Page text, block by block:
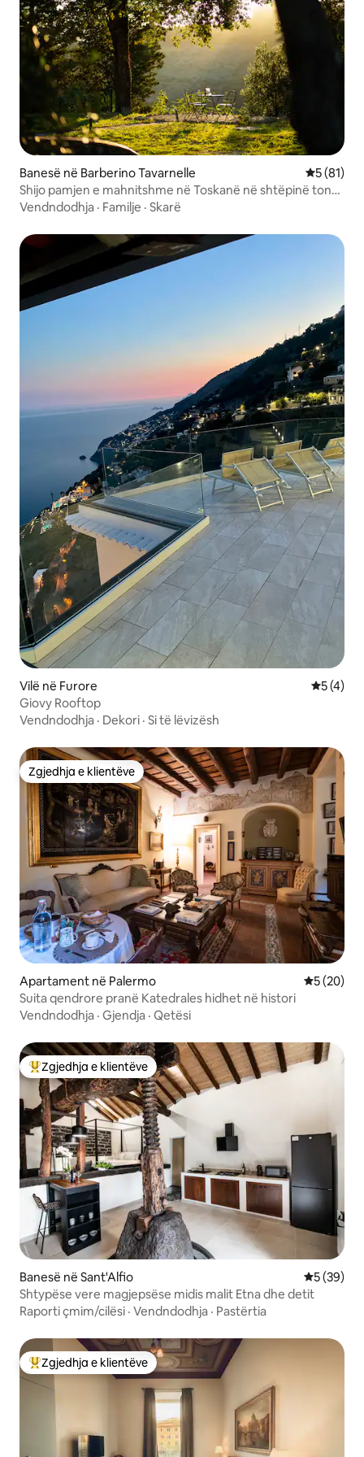
Banesë në Barberino Tavarnelle Vlerësimi
5 (81)
Shijo pamjen e mahnitshme në Toskanë në shtëpinë tonë
të fshatit
Vendndodhja · Familje · Skarë
Vilë në Furore
5 (4)
Giovy Rooftop
Vendndodhja · Dekori · Si të lëvizësh
Zgjedhja e klientëve
Zgjedhja e klientëve
Apartament në Palermo Vlerësimi
5 (20)
Suita qendrore pranë Katedrales hidhet në histori
Vendndodhja · Gjendja · Qetësi
Më të mirat e zgjedhjeve të klientëve
Zgjedhja e klientëve
Banesë në Sant'Alfio Vlerësimi
5 (39)
Shtypëse vere magjepsëse midis malit Etna dhe detit
Raporti çmim/cilësi · Vendndodhja · Pastërtia
Më të mirat e zgjedhjeve të klientëve
Zgjedhja e klientëve